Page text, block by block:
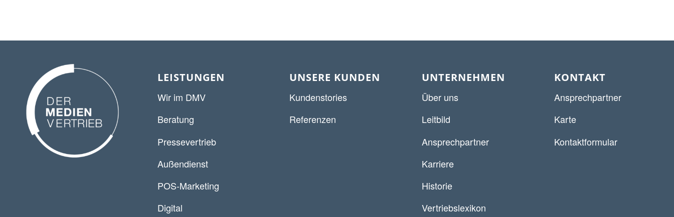
LEISTUNGEN
Wir im DMV
Beratung
Pressevertrieb
Außendienst
POS-Marketing
Digital
UNSERE KUNDEN
Kundenstories
Referenzen
UNTERNEHMEN
Über uns
Leitbild
Ansprechpartner
Karriere
Historie
Vertriebslexikon
KONTAKT
Ansprechpartner
Karte
Kontaktformular